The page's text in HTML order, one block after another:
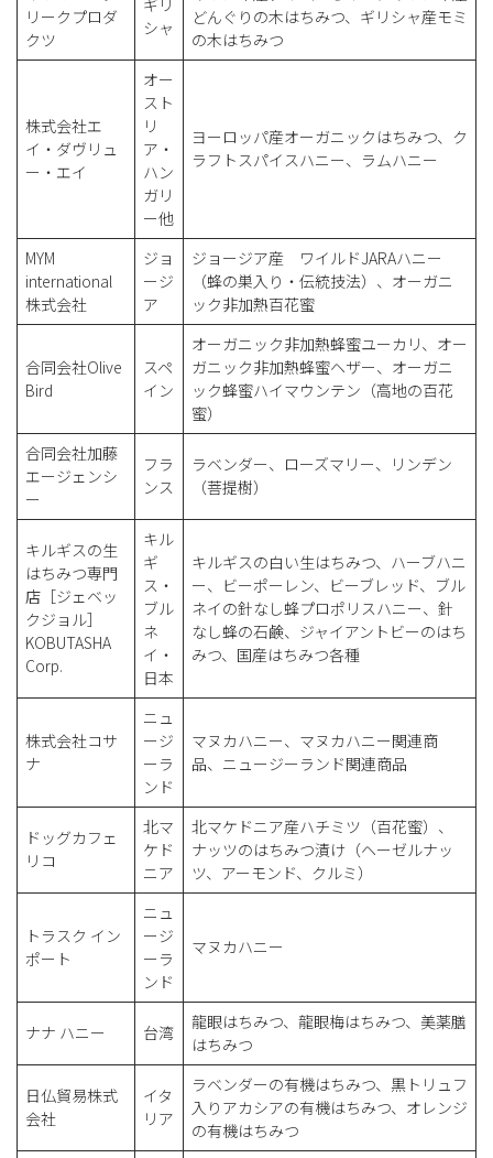
リークプロダ
クツ
ギリ
シャ
どんぐりの木はちみつ、ギリシャ産モミ
の木はちみつ
株式会社エ
イ・ダヴリュ
ー・エイ
オー
スト
リ
ア・
ハン
ガリ
ー他
ヨーロッパ産オーガニックはちみつ、ク
ラフトスパイスハニー、ラムハニー
MYM
international
株式会社
ジョ
ージ
ア
ジョージア産 ワイルドJARAハニー
（蜂の巣入り・伝統技法）、オーガニ
ック非加熱百花蜜
合同会社Olive
Bird
スペ
イン
オーガニック非加熱蜂蜜ユーカリ、オー
ガニック非加熱蜂蜜ヘザー、オーガニ
ック蜂蜜ハイマウンテン（高地の百花
蜜）
合同会社加藤
エージェンシ
ー
フラ
ンス
ラベンダー、ローズマリー、リンデン
（菩提樹）
キルギスの生
はちみつ専門
店［ジェベッ
クジョル］
KOBUTASHA
Corp.
キル
ギ
ス・
ブル
ネ
イ・
日本
キルギスの白い生はちみつ、ハーブハニ
ー、ビーポーレン、ビーブレッド、ブル
ネイの針なし蜂プロポリスハニー、針
なし蜂の石鹸、ジャイアントビーのはち
みつ、国産はちみつ各種
株式会社コサ
ナ
ニュ
ージ
ーラ
ンド
マヌカハニー、マヌカハニー関連商
品、ニュージーランド関連商品
ドッグカフェ
リコ
北マ
ケド
ニア
北マケドニア産ハチミツ（百花蜜）、
ナッツのはちみつ漬け（ヘーゼルナッ
ツ、アーモンド、クルミ）
トラスク イン
ポート
ニュ
ージ
ーラ
ンド
マヌカハニー
ナナ ハニー 台湾
龍眼はちみつ、龍眼梅はちみつ、美薬膳
はちみつ
日仏貿易株式
会社
イタ
リア
ラベンダーの有機はちみつ、黒トリュフ
入りアカシアの有機はちみつ、オレンジ
の有機はちみつ